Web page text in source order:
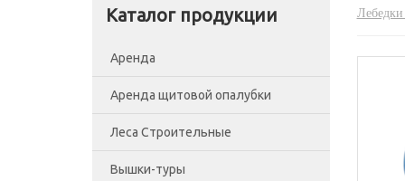
Каталог продукции
Аренда
Аренда щитовой опалубки
Леса Строительные
Леса рамные
Вышки-туры
Лебедки